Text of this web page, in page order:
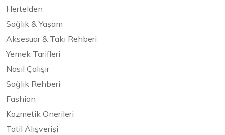
Hertelden
Sağlık & Yaşam
Aksesuar & Takı Rehberi
Yemek Tarifleri
Nasıl Çalışır
Sağlık Rehberi
Fashion
Kozmetik Önerileri
Tatil Alışverişi